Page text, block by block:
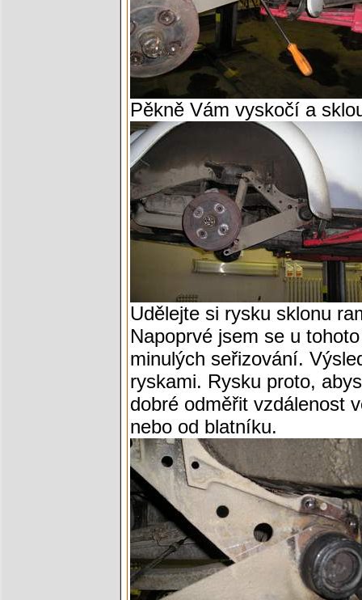
Pěkně Vám vyskočí a
Udělejte si rysku sklonu
Napoprvé jsem se u
minulých seřizování.
ryskami. Rysku proto,
dobré odměřit vzdálenost
nebo od blatníku.